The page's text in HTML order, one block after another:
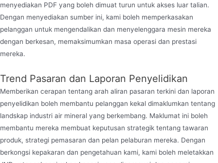
menyediakan PDF yang boleh dimuat turun untuk akses luar talian.
Dengan menyediakan sumber ini, kami boleh memperkasakan
pelanggan untuk mengendalikan dan menyelenggara mesin mereka
dengan berkesan, memaksimumkan masa operasi dan prestasi
mereka.
Trend Pasaran dan Laporan Penyelidikan
Memberikan cerapan tentang arah aliran pasaran terkini dan laporan
penyelidikan boleh membantu pelanggan kekal dimaklumkan tentang
landskap industri air mineral yang berkembang. Maklumat ini boleh
membantu mereka membuat keputusan strategik tentang tawaran
produk, strategi pemasaran dan pelan pelaburan mereka. Dengan
berkongsi kepakaran dan pengetahuan kami, kami boleh meletakkan